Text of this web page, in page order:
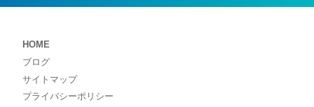
HOME
ブログ
サイトマップ
プライバシーポリシー